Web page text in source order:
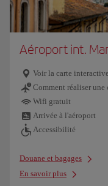
Aéroport int.
Voir la carte interactive
Comment réaliser une
Wifi gratuit
Arrivée à l'aéroport
Accessibilité
Douane et bagages
En savoir plus